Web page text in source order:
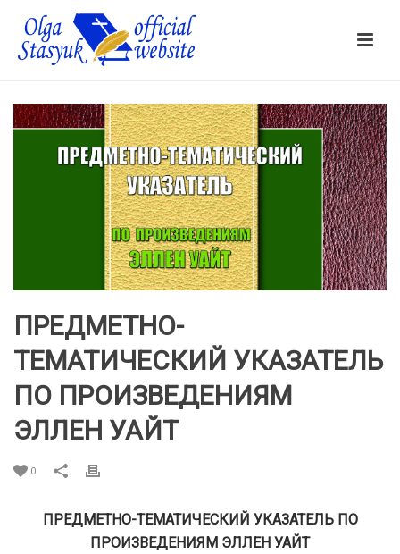
ПРЕДМЕТНО-
ТЕМАТИЧЕСКИЙ УКАЗАТЕЛЬ
ПО ПРОИЗВЕДЕНИЯМ
ЭЛЛЕН УАЙТ
0
ПРЕДМЕТНО-ТЕМАТИЧЕСКИЙ УКАЗАТЕЛЬ ПО
ПРОИЗВЕДЕНИЯМ ЭЛЛЕН УАЙТ